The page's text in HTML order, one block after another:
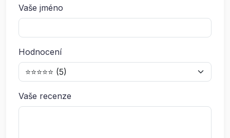
Vaše jméno
Hodnocení
Vaše recenze